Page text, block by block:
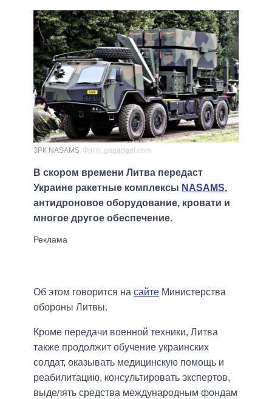
ЗРК NASAMS Фото: gagadget.com
В скором времени Литва передаст
Украине ракетные комплексы NASAMS,
антидроновое оборудование, кровати и
многое другое обеспечение.
Об этом говорится на сайте Министерства
обороны Литвы.
Кроме передачи военной техники, Литва
также продолжит обучение украинских
солдат, оказывать медицинскую помощь и
реабилитацию, консультировать экспертов,
выделять средства международным фондам